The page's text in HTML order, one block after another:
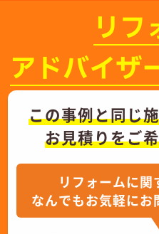
リフ
アドバイザ
この事例と同じ
お見積りをご
リフォームに
なんでもお気軽にお